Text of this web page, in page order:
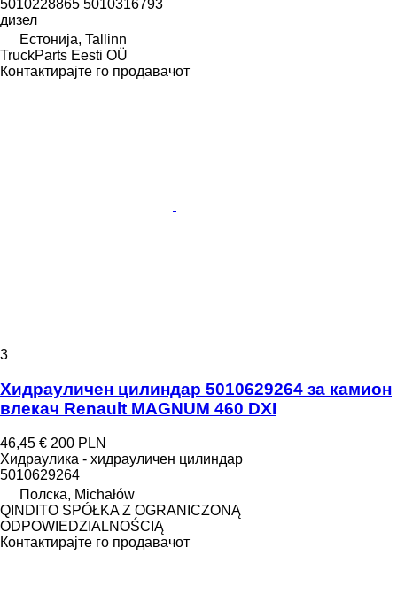
5010228865 5010316793
дизел
Естонија, Tallinn
TruckParts Eesti OÜ
Контактирајте го продавачот
3
Хидрауличен цилиндар 5010629264 за камион
влекач Renault MAGNUM 460 DXI
46,45 € 200 PLN
Хидраулика - хидрауличен цилиндар
5010629264
Полска, Michałów
QINDITO SPÓŁKA Z OGRANICZONĄ
ODPOWIEDZIALNOŚCIĄ
Контактирајте го продавачот